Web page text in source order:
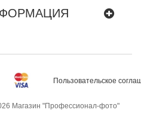
Пользовательское
Магазин "Профессионал-фото"